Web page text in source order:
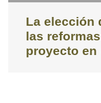
La elección
las
proyecto en